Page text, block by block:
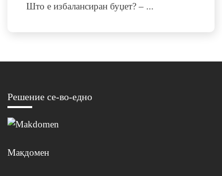
Што е избалансиран буџет? – ...
Решение се-во-едно
Макдомен